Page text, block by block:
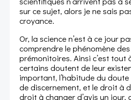
sur ce sujet, alors je ne sais
croyance.
Or, la science n’est à ce jour
comprendre le phénomène
prémonitoires. Ainsi c’est tout
certains doutent de leur
important, l’habitude du
de discernement, et le droit à
droit à changer d’avis un jour,